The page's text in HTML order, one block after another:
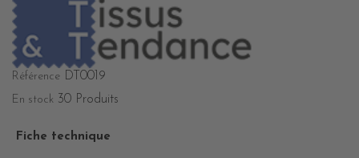
Référence DT0019
En stock 30 Produits
Fiche technique